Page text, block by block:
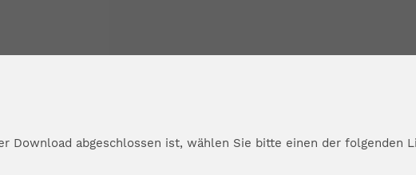
Download abgeschlossen ist, wählen Sie bitte einen der folgenden